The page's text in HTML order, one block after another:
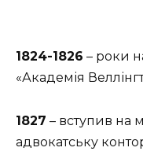
1824-1826 – роки
«Академія
1827 – вступив на
адвокатську